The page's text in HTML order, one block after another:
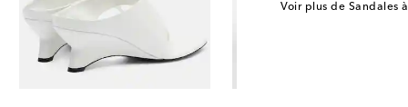
Voir plus de Sandales